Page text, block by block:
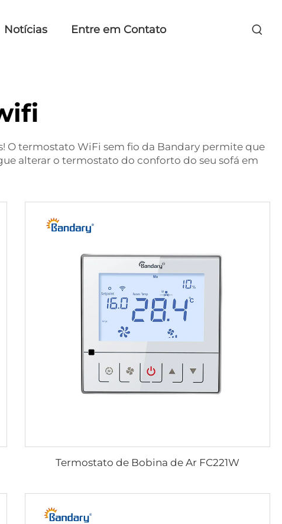
Notícias Entre em Contato
O termostato WiFi sem fio da Bandary permite que
alterar o termostato do conforto do seu sofá em
Termostato de Bobina de Ar FC221W